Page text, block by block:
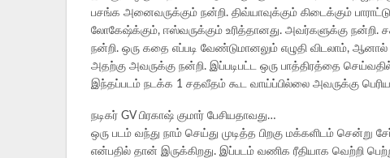
பசங்க அனைவருக்கும் நன்றி. திவ்யாவுக்கும் கிடைக்கும்
லோகேஷ்க்கும், ஈஸ்வருக்கும் உரித்தானது. அவர்களுக்கு
நன்றி. ஒரு கதை எப்படி வேண்டுமானலும் எழுதி விடலாம்,
அதற்கு அவருக்கு நன்றி. இப்படிபட்ட ஒரு பாத்திரத்தை
இந்தப்படம் நடக்க 1 சதவீதம் கூட வாய்ப்பில்லை அவருக்கு
நடிகர் GV பிரகாஷ் குமார் பேசியதாவது…
ஒரு படம் வந்து நாம் செய்து முடித்த பிறகு மக்களிடம்
என்பதில் தான் இருக்கிறது. இப்படம் வணிக ரீதியாக வெற்றி